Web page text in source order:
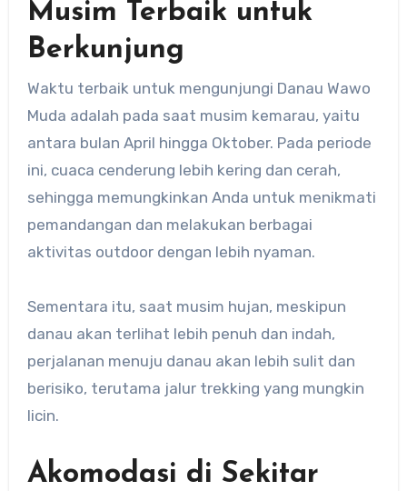
Musim Terbaik untuk
Berkunjung
Waktu terbaik untuk mengunjungi Danau Wawo
Muda adalah pada saat musim kemarau, yaitu
antara bulan April hingga Oktober. Pada periode
ini, cuaca cenderung lebih kering dan cerah,
sehingga memungkinkan Anda untuk menikmati
pemandangan dan melakukan berbagai
aktivitas outdoor dengan lebih nyaman.
Sementara itu, saat musim hujan, meskipun
danau akan terlihat lebih penuh dan indah,
perjalanan menuju danau akan lebih sulit dan
berisiko, terutama jalur trekking yang mungkin
licin.
Akomodasi di Sekitar